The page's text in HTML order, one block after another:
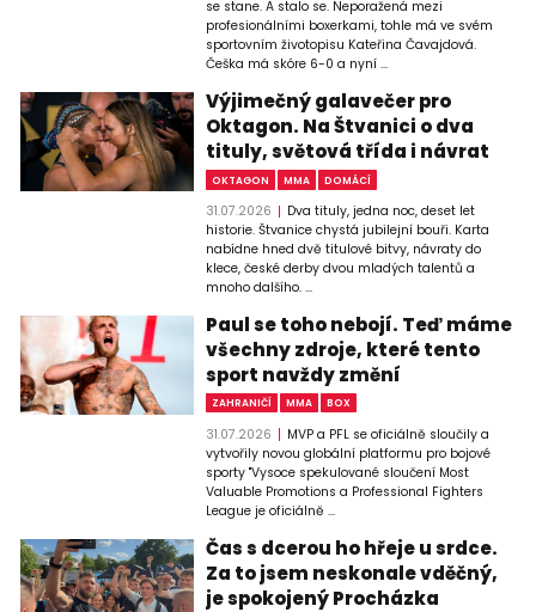
se stane. A stalo se. Neporažená mezi
profesionálními boxerkami, tohle má ve svém
sportovním životopisu Kateřina Čavajdová.
Češka má skóre 6-0 a nyní ...
Výjimečný galavečer pro
Oktagon. Na Štvanici o dva
tituly, světová třída i návrat
OKTAGON MMA DOMÁCÍ
31.07.2026
Dva tituly, jedna noc, deset let
historie. Štvanice chystá jubilejní bouři. Karta
nabídne hned dvě titulové bitvy, návraty do
klece, české derby dvou mladých talentů a
mnoho dalšího. ...
Paul se toho nebojí. Teď máme
všechny zdroje, které tento
sport navždy změní
ZAHRANIČÍ MMA BOX
31.07.2026
MVP a PFL se oficiálně sloučily a
vytvořily novou globální platformu pro bojové
sporty "Vysoce spekulované sloučení Most
Valuable Promotions a Professional Fighters
League je oficiálně ...
Čas s dcerou ho hřeje u srdce.
Za to jsem neskonale vděčný,
je spokojený Procházka